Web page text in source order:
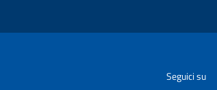
Seguici su